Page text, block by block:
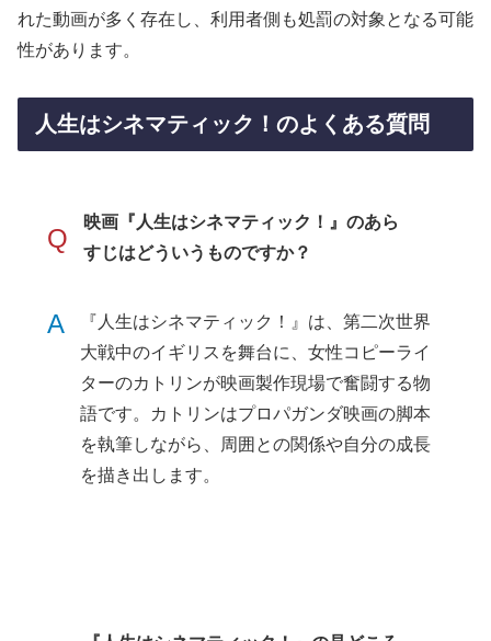
れた動画が多く存在し、利用者側も処罰の対象となる可能
性があります。
人生はシネマティック！のよくある質問
Q
映画『人生はシネマティック！』のあら
すじはどういうものですか？
A
『人生はシネマティック！』は、第二次世界
大戦中のイギリスを舞台に、女性コピーライ
ターのカトリンが映画製作現場で奮闘する物
語です。カトリンはプロパガンダ映画の脚本
を執筆しながら、周囲との関係や自分の成長
を描き出します。